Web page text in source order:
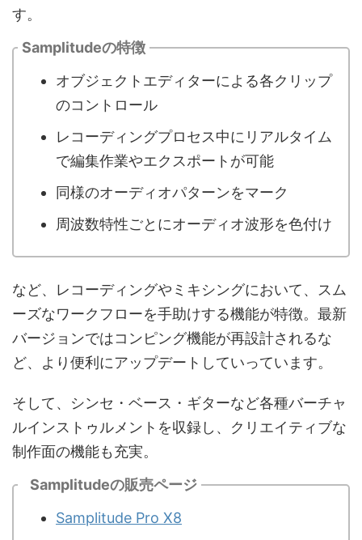
す。
Samplitudeの特徴
オブジェクトエディターによる各クリップ
のコントロール
レコーディングプロセス中にリアルタイム
で編集作業やエクスポートが可能
同様のオーディオパターンをマーク
周波数特性ごとにオーディオ波形を色付け
など、レコーディングやミキシングにおいて、スム
ーズなワークフローを手助けする機能が特徴。最新
バージョンではコンピング機能が再設計されるな
ど、より便利にアップデートしていっています。
そして、シンセ・ベース・ギターなど各種バーチャ
ルインストゥルメントを収録し、クリエイティブな
制作面の機能も充実。
Samplitudeの販売ページ
Samplitude Pro X8